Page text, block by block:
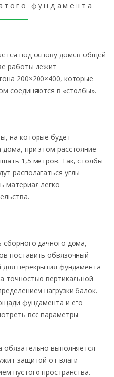
фундамента
под основу домов общей
работы лежит
200×200×400, которые
соединяются в «столбы».
на которые будет
дома, при этом расстояние
1,5 метров. Так, столбы
располагаться углы
материал легко
сборного дачного дома,
поставить обвязочный
перекрытия фундамента.
точностью вертикальной
нагрузки балок.
фундамента и его
все параметры
выполняется
защитой от влаги
пустого пространства.